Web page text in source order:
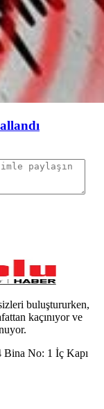
buluştururken,
kaçınıyor ve
No: 1 İç Kapı